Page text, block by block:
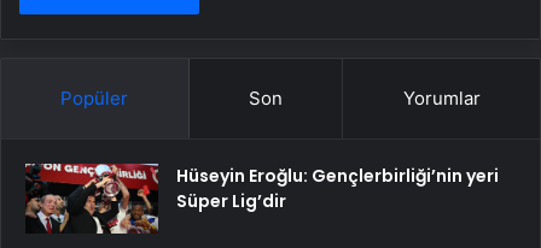
Popüler Son Yorumlar
Hüseyin Eroğlu: Gençlerbirliği’nin yeri
Süper Lig’dir